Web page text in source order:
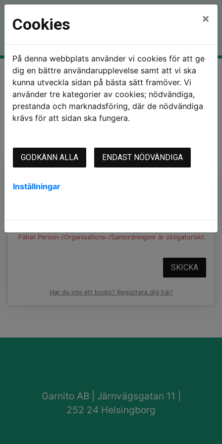
Hem Mina sidor Glömt lösenord
Glömt lösenord
Person-/Organisations-/Samordningsnr
Fältet Person-/Organisations-/Samordningsnr är obligatoriskt.
SKICKA
Har du inte ett konto? Registrera dig här!
Garnito AB | Järnvägsgatan 11 |
252 24 Helsingborg
Cookies ×
På denna webbplats använder vi cookies för att ge
dig en bättre användarupplevelse samt att vi ska
kunna utveckla sidan på bästa sätt framöver. Vi
använder tre kategorier av cookies; nödvändiga,
prestanda och marknadsföring, där de nödvändiga
krävs för att sidan ska fungera.
GODKÄNN ALLA ENDAST NÖDVÄNDIGA
Inställningar